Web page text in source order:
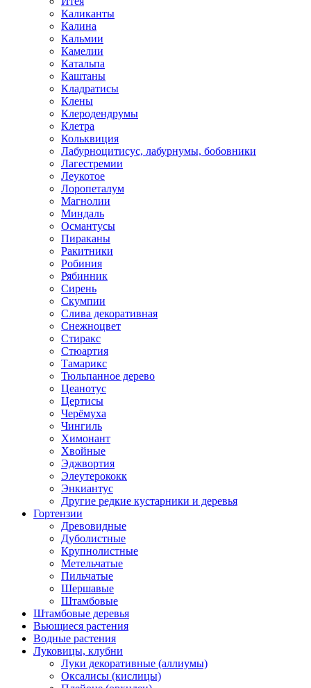
Каликанты
Калина
Кальмии
Камелии
Катальпа
Каштаны
Кладратисы
Клены
Клеродендрумы
Клетра
Кольквиция
Лабурноцитисус, лабурнумы, бобовники
Лагестремии
Леукотое
Лоропеталум
Магнолии
Миндаль
Османтусы
Пираканы
Ракитники
Робиния
Рябинник
Сирень
Скумпии
Слива декоративная
Снежноцвет
Стиракс
Стюартия
Тамарикс
Тюльпанное дерево
Цеанотус
Цертисы
Черёмуха
Чингиль
Химонант
Хвойные
Эджвортия
Элеутерококк
Энкиантус
Другие редкие кустарники и деревья
Гортензии
Древовидные
Дуболистные
Крупнолистные
Метельчатые
Пильчатые
Шершавые
Штамбовые
Штамбовые деревья
Вьющиеся растения
Водные растения
Луковицы, клубни
Луки декоративные (аллиумы)
Оксалисы (кислицы)